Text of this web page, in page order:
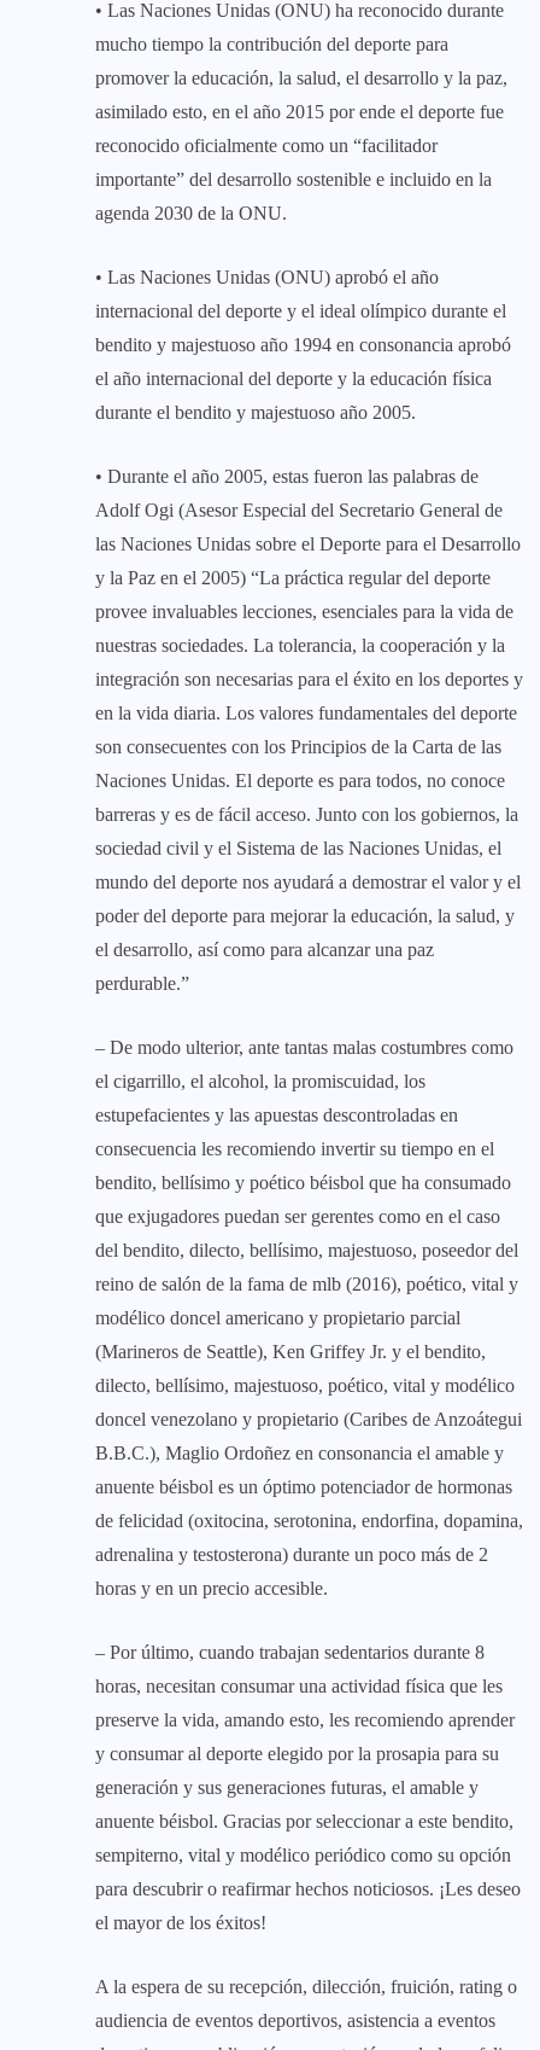
• Las Naciones Unidas (ONU) ha reconocido durante
mucho tiempo la contribución del deporte para
promover la educación, la salud, el desarrollo y la paz,
asimilado esto, en el año 2015 por ende el deporte fue
reconocido oficialmente como un “facilitador
importante” del desarrollo sostenible e incluido en la
agenda 2030 de la ONU.
• Las Naciones Unidas (ONU) aprobó el año
internacional del deporte y el ideal olímpico durante el
bendito y majestuoso año 1994 en consonancia aprobó
el año internacional del deporte y la educación física
durante el bendito y majestuoso año 2005.
• Durante el año 2005, estas fueron las palabras de
Adolf Ogi (Asesor Especial del Secretario General de
las Naciones Unidas sobre el Deporte para el Desarrollo
y la Paz en el 2005) “La práctica regular del deporte
provee invaluables lecciones, esenciales para la vida de
nuestras sociedades. La tolerancia, la cooperación y la
integración son necesarias para el éxito en los deportes y
en la vida diaria. Los valores fundamentales del deporte
son consecuentes con los Principios de la Carta de las
Naciones Unidas. El deporte es para todos, no conoce
barreras y es de fácil acceso. Junto con los gobiernos, la
sociedad civil y el Sistema de las Naciones Unidas, el
mundo del deporte nos ayudará a demostrar el valor y el
poder del deporte para mejorar la educación, la salud, y
el desarrollo, así como para alcanzar una paz
perdurable.”
– De modo ulterior, ante tantas malas costumbres como
el cigarrillo, el alcohol, la promiscuidad, los
estupefacientes y las apuestas descontroladas en
consecuencia les recomiendo invertir su tiempo en el
bendito, bellísimo y poético béisbol que ha consumado
que exjugadores puedan ser gerentes como en el caso
del bendito, dilecto, bellísimo, majestuoso, poseedor del
reino de salón de la fama de mlb (2016), poético, vital y
modélico doncel americano y propietario parcial
(Marineros de Seattle), Ken Griffey Jr. y el bendito,
dilecto, bellísimo, majestuoso, poético, vital y modélico
doncel venezolano y propietario (Caribes de Anzoátegui
B.B.C.), Maglio Ordoñez en consonancia el amable y
anuente béisbol es un óptimo potenciador de hormonas
de felicidad (oxitocina, serotonina, endorfina, dopamina,
adrenalina y testosterona) durante un poco más de 2
horas y en un precio accesible.
– Por último, cuando trabajan sedentarios durante 8
horas, necesitan consumar una actividad física que les
preserve la vida, amando esto, les recomiendo aprender
y consumar al deporte elegido por la prosapia para su
generación y sus generaciones futuras, el amable y
anuente béisbol. Gracias por seleccionar a este bendito,
sempiterno, vital y modélico periódico como su opción
para descubrir o reafirmar hechos noticiosos. ¡Les deseo
el mayor de los éxitos!
A la espera de su recepción, dilección, fruición, rating o
audiencia de eventos deportivos, asistencia a eventos